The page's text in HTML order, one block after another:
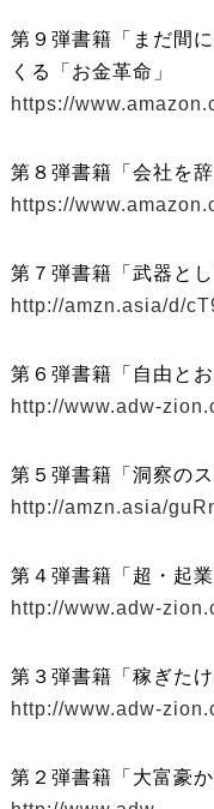
第９弾書籍「まだ間
くる「お金革命」
https://
第８弾書籍「会社を
https://
第７弾書籍「武器と
http://amzn.asia/d/
第６弾書籍「自由と
http://www.adw-
第５弾書籍「洞察のス
http://amzn.asia/
第４弾書籍「超・起業
http://www.adw-
第３弾書籍「稼ぎた
http://www.adw-
第２弾書籍「大富豪